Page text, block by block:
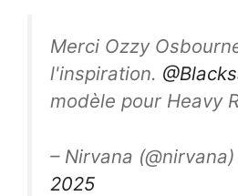
Merci Ozzy
l'inspiration.
modèle pour Heavy
– Nirvana (@nirvana)
2025